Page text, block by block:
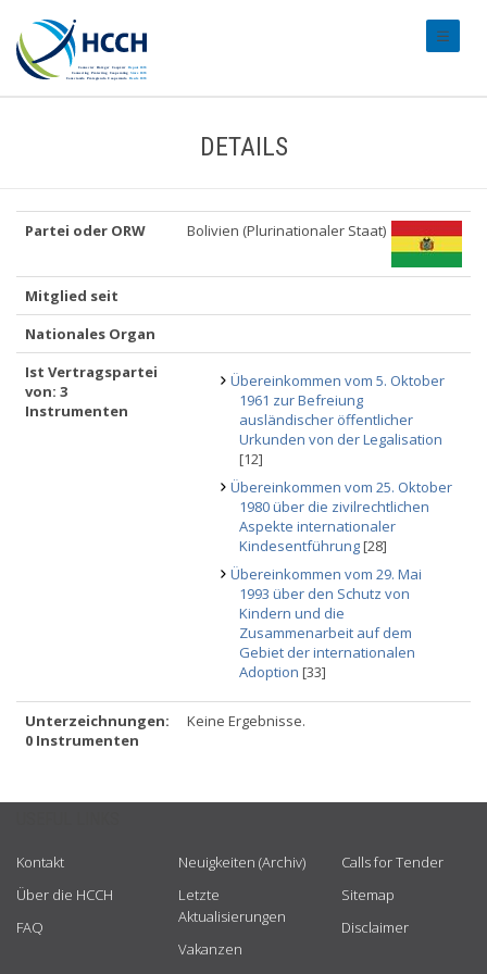
DETAILS
Partei oder ORW Bolivien (Plurinationaler Staat)
Mitglied seit
Nationales Organ
Ist Vertragspartei
von: 3
Instrumenten
Übereinkommen vom 5. Oktober
1961 zur Befreiung
ausländischer öffentlicher
Urkunden von der Legalisation
[12]
Übereinkommen vom 25. Oktober
1980 über die zivilrechtlichen
Aspekte internationaler
Kindesentführung[28]
Übereinkommen vom 29. Mai
1993 über den Schutz von
Kindern und die
Zusammenarbeit auf dem
Gebiet der internationalen
Adoption [33]
Unterzeichnungen:
0 Instrumenten
Keine Ergebnisse.
Kontakt
Über die HCCH
FAQ
Neuigkeiten (Archiv)
Letzte
Aktualisierungen
Vakanzen
Calls for Tender
Sitemap
Disclaimer